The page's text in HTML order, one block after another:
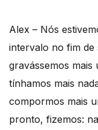
Alex – Nós
intervalo no fim de
gravássemos mais
tínhamos mais
compormos mais
pronto, fizemos: